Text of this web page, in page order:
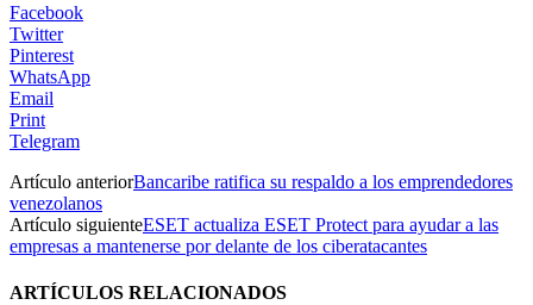
Facebook
Twitter
Pinterest
WhatsApp
Email
Print
Telegram
Artículo anteriorBancaribe ratifica su respaldo a los emprendedores
venezolanos
Artículo siguienteESET actualiza ESET Protect para ayudar a las
empresas a mantenerse por delante de los ciberatacantes
ARTÍCULOS RELACIONADOS